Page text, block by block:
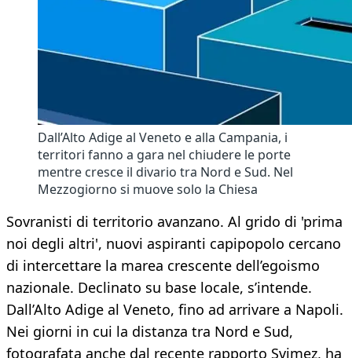
Dall’Alto Adige al Veneto e alla Campania, i
territori fanno a gara nel chiudere le porte
mentre cresce il divario tra Nord e Sud. Nel
Mezzogiorno si muove solo la Chiesa
Sovranisti di territorio avanzano. Al grido di 'prima
noi degli altri', nuovi aspiranti capipopolo cercano
di intercettare la marea crescente dell’egoismo
nazionale. Declinato su base locale, s’intende.
Dall’Alto Adige al Veneto, fino ad arrivare a Napoli.
Nei giorni in cui la distanza tra Nord e Sud,
fotografata anche dal recente rapporto Svimez, ha